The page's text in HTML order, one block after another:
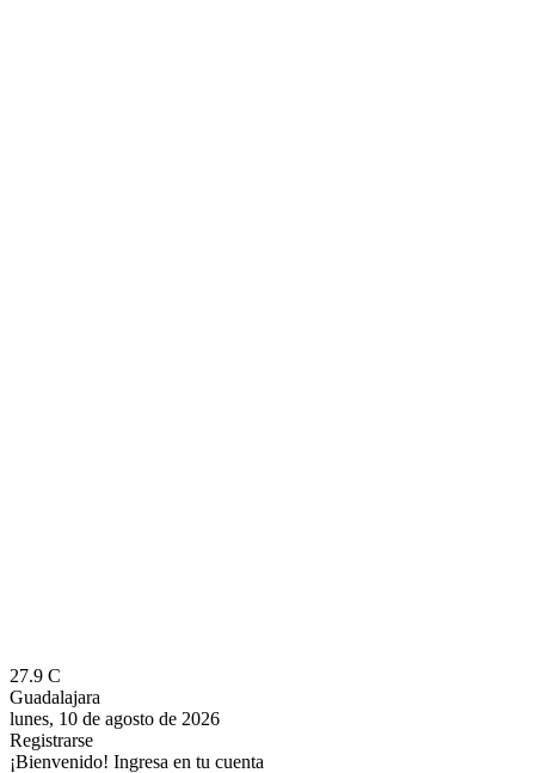
27.9 C
Guadalajara
lunes, 10 de agosto de 2026
Registrarse
¡Bienvenido! Ingresa en tu cuenta